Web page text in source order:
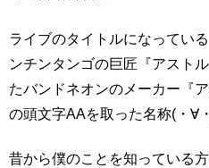
ライブのタイトルになってい
ンチンタンゴの巨匠『アスト
たバンドネオンのメーカー『
の頭文字AAを取った名称(・∀
昔から僕のことを知っている